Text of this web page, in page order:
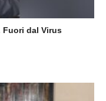
Fuori dal Virus